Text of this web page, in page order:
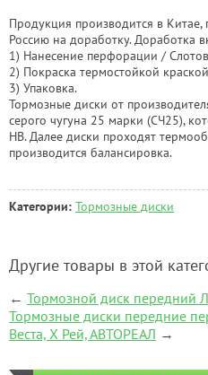
Продукция производится в Китае,
Россию на доработку. Доработка
1) Нанесение перфорации /
2) Покраска термостойкой
3) Упаковка.
Тормозные диски от
серого чугуна 25 марки (СЧ25),
НВ. Далее диски проходят
производится балансировка.
Категории: Тормозные диски
Другие товары в этой
← Тормозной диск передний
Тормозные диски передние
Веста, Х Рей, АВТОРЕАЛ →